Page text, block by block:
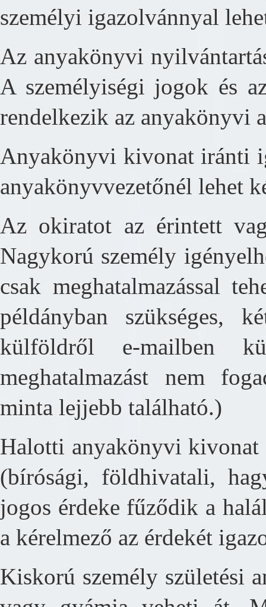
személyi igazolvánnyal
Az anyakönyvi
A személyiségi jogok és
rendelkezik az anyakönyvi
Anyakönyvi kivonat iránti
anyakönyvvezetőnél lehet
Az okiratot az érintett
Nagykorú személy
csak meghatalmazással
példányban szükséges,
külföldről e-mailben
meghatalmazást nem
minta lejjebb található.)
Halotti anyakönyvi kivonat
(bírósági, földhivatali,
jogos érdeke fűződik a
a kérelmező az érdekét
Kiskorú személy születési